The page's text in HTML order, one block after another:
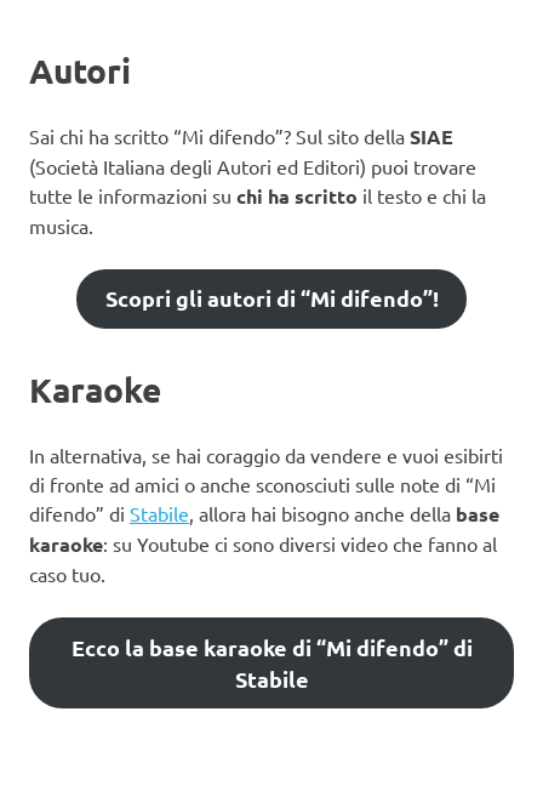
Autori
Sai chi ha scritto “Mi difendo”? Sul sito della SIAE
(Società Italiana degli Autori ed Editori) puoi trovare
tutte le informazioni su chi ha scritto il testo e chi la
musica.
Scopri gli autori di “Mi difendo”!
Karaoke
In alternativa, se hai coraggio da vendere e vuoi esibirti
di fronte ad amici o anche sconosciuti sulle note di “Mi
difendo” di Stabile, allora hai bisogno anche della base
karaoke: su Youtube ci sono diversi video che fanno al
caso tuo.
Ecco la base karaoke di “Mi difendo” di
Stabile